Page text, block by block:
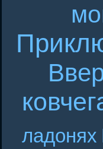
ладонях